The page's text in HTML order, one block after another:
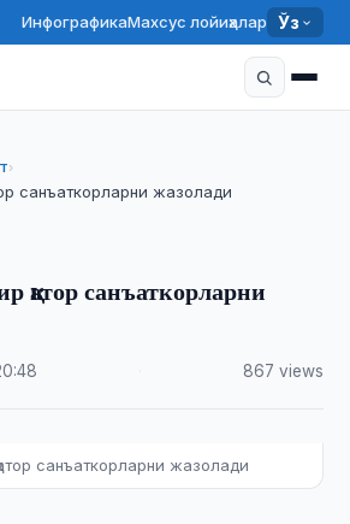
ИнфографикаМахсус лойиҳалар Ўз
›
санъаткорларни жазолади
қатор санъаткорларни
867 views
санъаткорларни жазолади